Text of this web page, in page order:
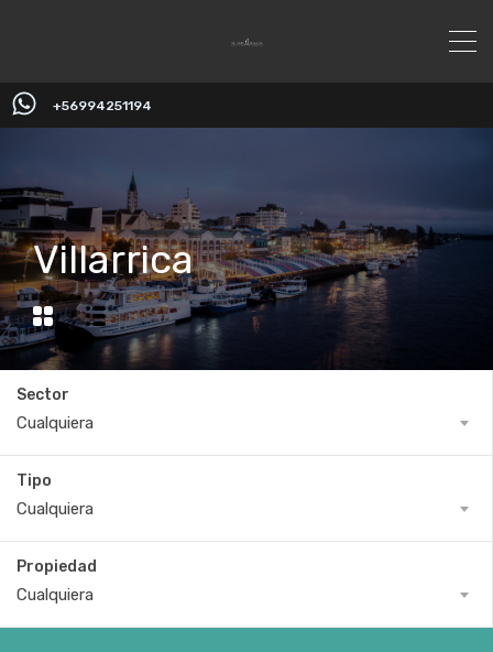
+56994251194
Villarrica
Sector
Cualquiera
Tipo
Cualquiera
Propiedad
Cualquiera